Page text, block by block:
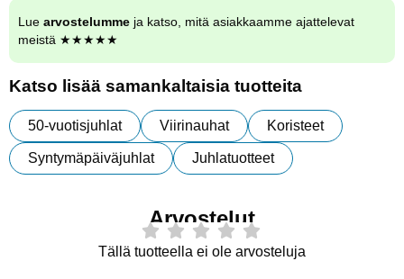
Lue arvostelumme ja katso, mitä asiakkaamme ajattelevat
meistä ★★★★★
Katso lisää samankaltaisia tuotteita
50-vuotisjuhlat Viirinauhat Koristeet
Syntymäpäiväjuhlat Juhlatuotteet
Arvostelut
Tällä tuotteella ei ole arvosteluja